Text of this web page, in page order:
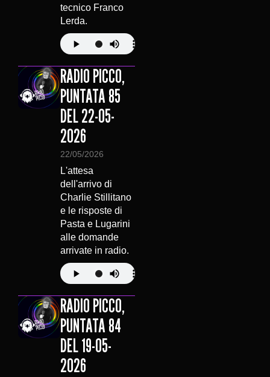
tecnico Franco
Lerda.
RADIO PICCO,
PUNTATA 85
DEL 22-05-
2026
22/05/2026
L'attesa
dell'arrivo di
Charlie Stillitano
e le risposte di
Pasta e Lugarini
alle domande
arrivate in radio.
RADIO PICCO,
PUNTATA 84
DEL 19-05-
2026